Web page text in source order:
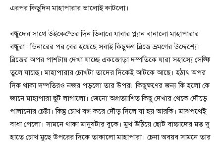
এরপর কিছুদিন মাহাপারার ভালোই কাটলো।
বন্ধুদের সাথে উইকেন্ডের দিন ডিনারে যাবার প্ল্যান বানালো মাহাপারার
বন্ধুরা। ডিনারের পর বের হয়েছে সবাই কিছুক্ষণ ব্রিজে ভ্রমণের উদ্দেশ্যে।
ব্রিজের অপর পাশটায় দেখা যাচ্ছে একজোড়া দম্পতিকে যারা সহাস্যে সেল্ফি
তুলে যাচ্ছে। মাহাপারার চোখটা তাদের দিকেই আটকে আছে। হঠাৎ অপর
দিক থাকা দম্পতিরও নজর পড়লো তার উপর৷ কিছুক্ষণের জন্য কি হলো কে
জানে মাহাপারা ছুট লাগালো। জেনো অপ্রত্যাশিত কিছু দেখার থেকে দৌড়ে
পালানোর চেষ্টা। কিন্তু চোখ বন্ধ করে দৌড় দিলে যা হয় আরকি। মাঝপথেই
বাধা পেলো। সামনে থাকা মানুষটার বুকে। মুখ উঠিয়ে ছোট বাচ্চাদের মত দু
হাতে চোখ মুছে উপরের দিকে তাকালো মাহাপারা। চেনা অবয়ব সামনে তার